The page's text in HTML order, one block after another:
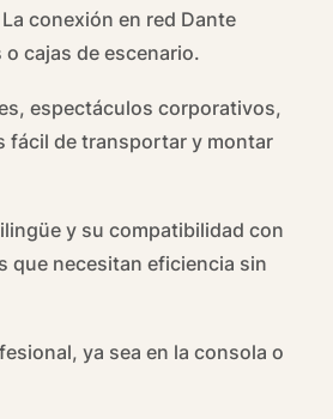
conexión en red Dante
cajas de escenario.
espectáculos corporativos,
fácil de transportar y montar
y su compatibilidad con
que necesitan eficiencia sin
ya sea en la consola o